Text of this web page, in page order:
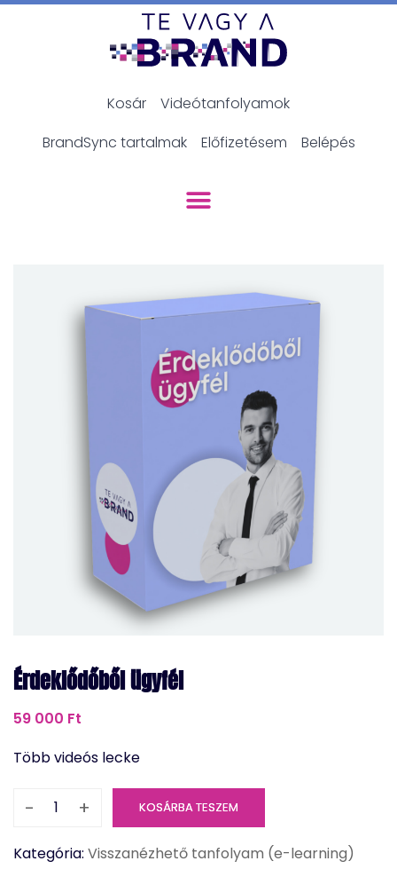
Kosár
Videótanfolyamok
BrandSync tartalmak
Előfizetésem Belépés
Érdeklődőből ügyfél
59 000 Ft
Több videós lecke
- + KOSÁRBA TESZEM
Kategória: Visszanézhető tanfolyam (e-learning)